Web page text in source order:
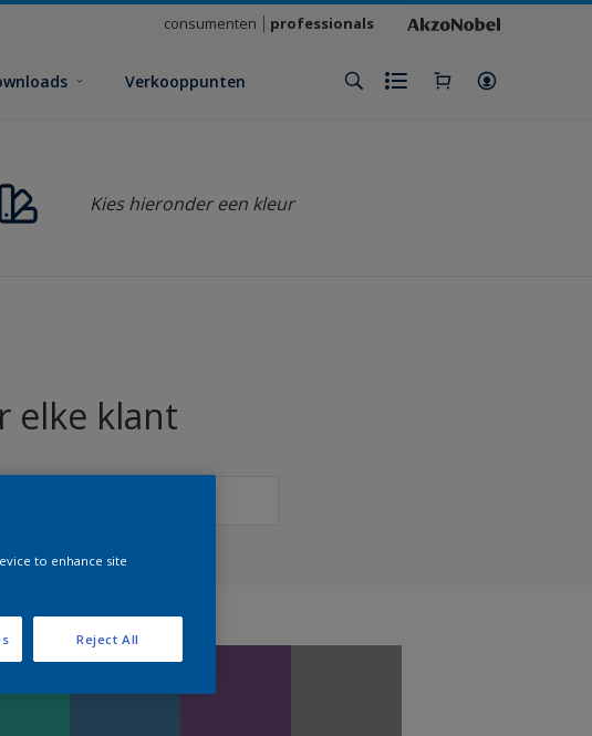
consumenten professionals
Verkooppunten
Kies hieronder een kleur
elke klant
to enhance site
Reject All